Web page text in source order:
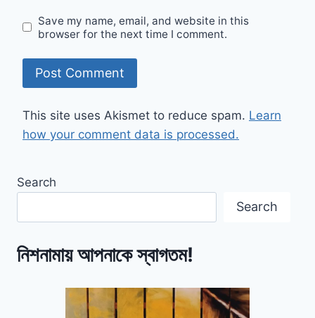
Save my name, email, and website in this
browser for the next time I comment.
This site uses Akismet to reduce spam. Learn
how your comment data is processed.
Search
Search
নিশনামায় আপনাকে স্বাগতম!